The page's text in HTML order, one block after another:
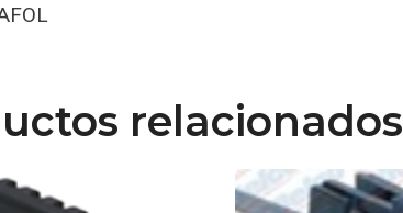
relacionados